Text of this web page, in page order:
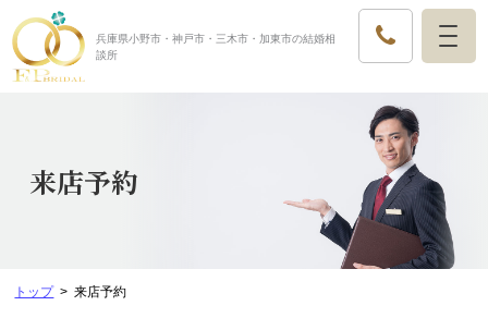
兵庫県小野市・神戸市・三木市・加東市の結婚相
談所
来店予約
トップ 来店予約